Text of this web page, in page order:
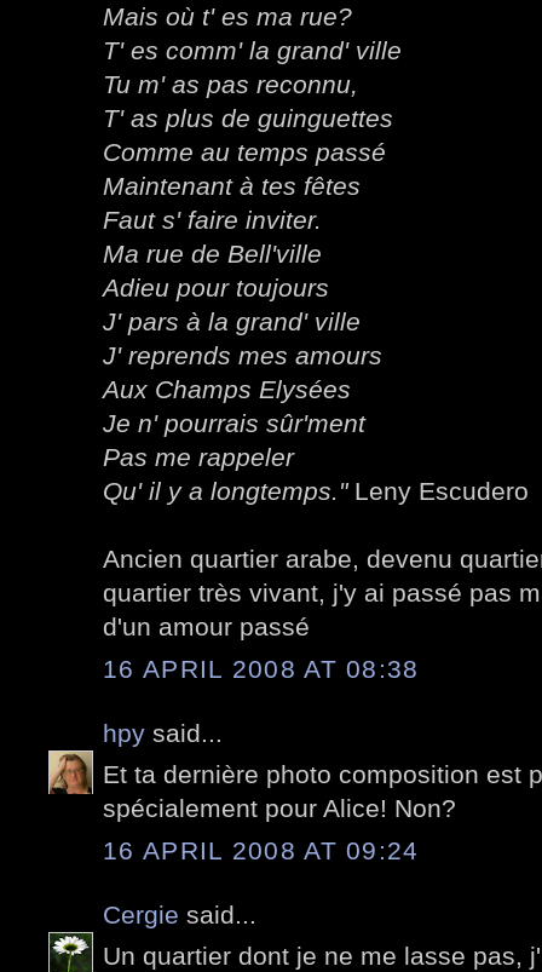
Mais où t' es ma rue?
T' es comm' la grand' ville
Tu m' as pas reconnu,
T' as plus de guinguettes
Comme au temps passé
Maintenant à tes fêtes
Faut s' faire inviter.
Ma rue de Bell'ville
Adieu pour toujours
J' pars à la grand' ville
J' reprends mes amours
Aux Champs Elysées
Je n' pourrais sûr'ment
Pas me rappeler
Qu' il y a longtemps."Leny Escudero
Ancien quartier arabe, devenu
quartier très vivant, j'y ai passé pas
d'un amour passé
16 APRIL 2008 AT 08:38
hpy said...
Et ta dernière photo composition est
spécialement pour Alice! Non?
16 APRIL 2008 AT 09:24
Cergie said...
Un quartier dont je ne me lasse pas,